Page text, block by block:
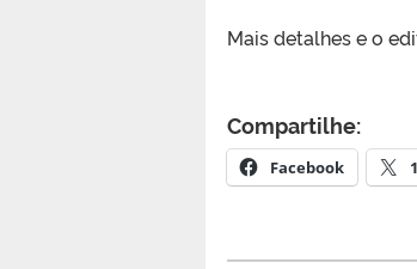
Mais detalhes e o
Compartilhe:
Facebook